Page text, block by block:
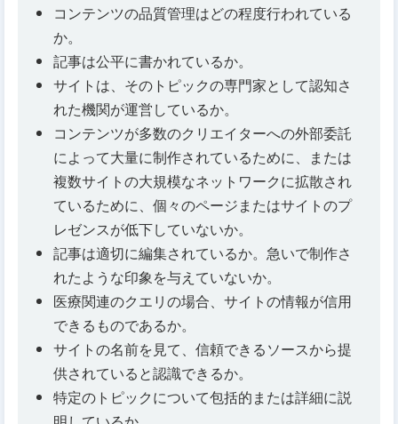
コンテンツの品質管理はどの程度行われている
か。
記事は公平に書かれているか。
サイトは、そのトピックの専門家として認知さ
れた機関が運営しているか。
コンテンツが多数のクリエイターへの外部委託
によって大量に制作されているために、または
複数サイトの大規模なネットワークに拡散され
ているために、個々のページまたはサイトのプ
レゼンスが低下していないか。
記事は適切に編集されているか。急いで制作さ
れたような印象を与えていないか。
医療関連のクエリの場合、サイトの情報が信用
できるものであるか。
サイトの名前を見て、信頼できるソースから提
供されていると認識できるか。
特定のトピックについて包括的または詳細に説